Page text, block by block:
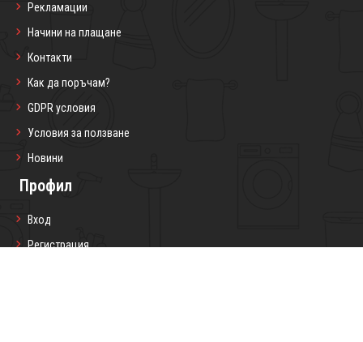
Рекламации
Начини на плащане
Контакти
Как да поръчам?
GDPR условия
Условия за ползване
Новини
Профил
Вход
Регистрация